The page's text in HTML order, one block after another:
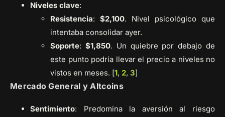
Niveles clave:
Resistencia: $2,100. Nivel psicológico que
intentaba consolidar ayer.
Soporte: $1,850. Un quiebre por debajo de
este punto podría llevar el precio a niveles no
vistos en meses. [1, 2, 3]
Mercado General y Altcoins
Sentimiento: Predomina la aversión al riesgo